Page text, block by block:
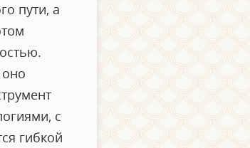
пути, а
с
гибкой